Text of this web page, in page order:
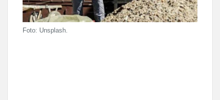
Foto: Unsplash.